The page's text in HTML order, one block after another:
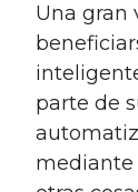
Una gran
parte de
mediante